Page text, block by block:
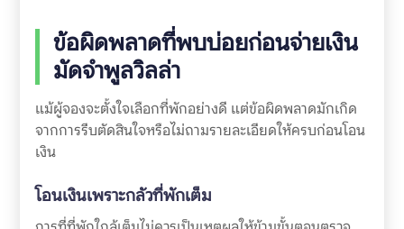
ข้อผิดพลาดที่พบบ่อยก่อนจ่ายเงิน
มัดจำพูลวิลล่า
แม้ผู้จองจะตั้งใจเลือกที่พักอย่างดี แต่ข้อผิดพลาดมักเกิด
จากการรีบตัดสินใจหรือไม่ถามรายละเอียดให้ครบก่อนโอน
เงิน
โอนเงินเพราะกลัวที่พักเต็ม